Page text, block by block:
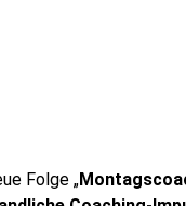
Folge „